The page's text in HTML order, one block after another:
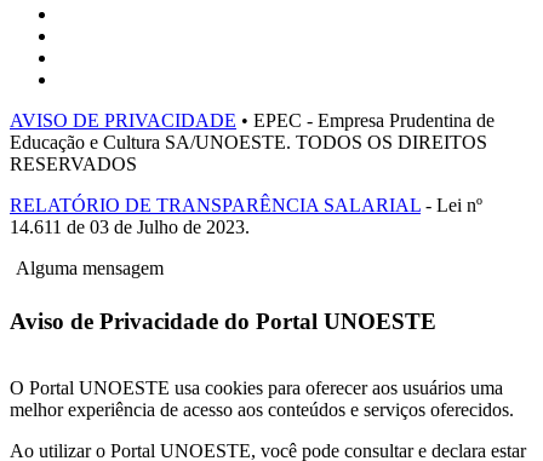
AVISO DE PRIVACIDADE • EPEC - Empresa Prudentina de
Educação e Cultura SA/UNOESTE. TODOS OS DIREITOS
RESERVADOS
RELATÓRIO DE TRANSPARÊNCIA SALARIAL - Lei nº
14.611 de 03 de Julho de 2023.
Alguma mensagem
Aviso de Privacidade do Portal UNOESTE
O Portal UNOESTE usa cookies para oferecer aos usuários uma
melhor experiência de acesso aos conteúdos e serviços oferecidos.
Ao utilizar o Portal UNOESTE, você pode consultar e declara estar